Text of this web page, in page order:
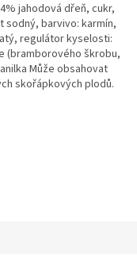
jahodová dřeň, cukr,
sodný, barvivo: karmín,
regulátor kyselosti:
(bramborového škrobu,
Může obsahovat
skořápkových plodů.